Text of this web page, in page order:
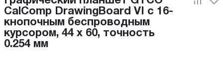
CalComp DrawingBoard VI с 16-
кнопочным беспроводным
курсором, 44 x 60, точность
0.254 мм